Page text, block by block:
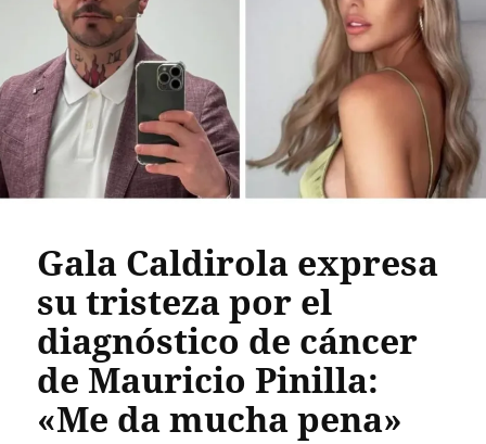
Gala Caldirola expresa
su tristeza por el
diagnóstico de cáncer
de Mauricio Pinilla:
«Me da mucha pena»